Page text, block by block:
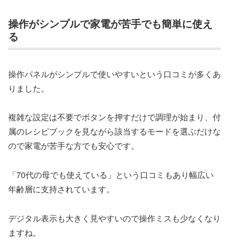
操作がシンプルで家電が苦手でも簡単に使え
る
操作パネルがシンプルで使いやすいという口コミが多くあ
りました。
複雑な設定は不要でボタンを押すだけで調理が始まり、付
属のレシピブックを見ながら該当するモードを選ぶだけな
ので家電が苦手な方でも安心です。
「70代の母でも使えている」という口コミもあり幅広い
年齢層に支持されています。
デジタル表示も大きく見やすいので操作ミスも少なくなり
ますね。